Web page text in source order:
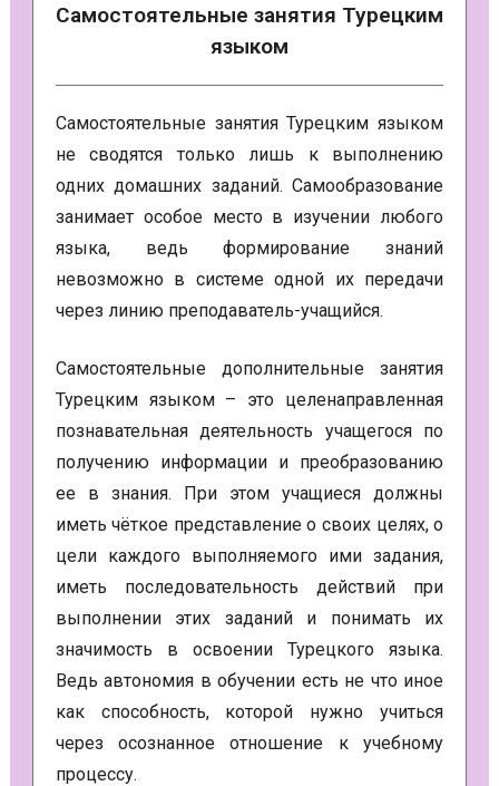
Самостоятельные занятия Турецким
языком
Самостоятельные занятия Турецким языком
не сводятся только лишь к выполнению
одних домашних заданий. Самообразование
занимает особое место в изучении любого
языка, ведь формирование знаний
невозможно в системе одной их передачи
через линию преподаватель-учащийся.
Самостоятельные дополнительные занятия
Турецким языком – это целенаправленная
познавательная деятельность учащегося по
получению информации и преобразованию
ее в знания. При этом учащиеся должны
иметь чёткое представление о своих целях, о
цели каждого выполняемого ими задания,
иметь последовательность действий при
выполнении этих заданий и понимать их
значимость в освоении Турецкого языка.
Ведь автономия в обучении есть не что иное
как способность, которой нужно учиться
через осознанное отношение к учебному
процессу.